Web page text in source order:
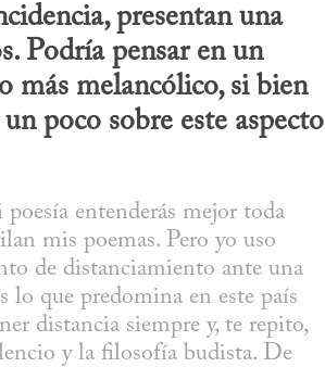
presentan una
Podría pensar en un
más melancólico, si bien
poco sobre este aspecto
entenderás mejor toda
mis poemas. Pero yo uso
de distanciamiento ante una
lo que predomina en este país
distancia siempre y, te repito,
y la filosofía budista. De